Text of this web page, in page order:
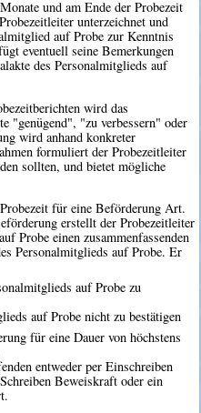
und am Ende der Probezeit
unterzeichnet und
auf Probe zur Kenntnis
eventuell seine Bemerkungen
des Personalmitglieds auf
wird das
"genügend", "zu verbessern" oder
wird anhand konkreter
formuliert der Probezeitleiter
sollten, und bietet mögliche
für eine Beförderung Art.
erstellt der Probezeitleiter
Probe einen zusammenfassenden
Personalmitglieds auf Probe. Er
auf Probe zu
auf Probe nicht zu bestätigen
für eine Dauer von höchstens
entweder per Einschreiben
Beweiskraft oder ein